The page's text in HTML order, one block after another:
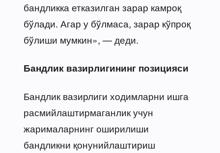
бандликка етказилган зарар камроқ
бўлади. Агар у бўлмаса, зарар кўпроқ
бўлиши мумкин», — деди.
Бандлик вазирлигининг позицияси
Бандлик вазирлиги ходимларни ишга
расмийлаштирмаганлик учун
жарималарнинг оширилиши
бандликни қонунийлаштириш